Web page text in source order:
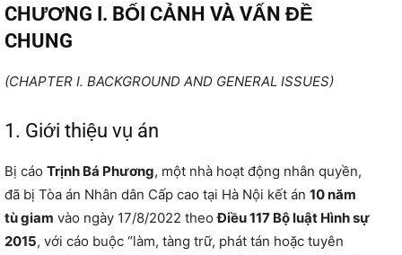
CHƯƠNG I. BỐI CẢNH VÀ VẤN ĐỀ
CHUNG
(CHAPTER I. BACKGROUND AND GENERAL ISSUES)
1. Giới thiệu vụ án
Bị cáo Trịnh Bá Phương, một nhà hoạt động nhân quyền,
đã bị Tòa án Nhân dân Cấp cao tại Hà Nội kết án 10 năm
tù giam vào ngày 17/8/2022 theoĐiều 117 Bộ luật Hình sự
2015, với cáo buộc “làm, tàng trữ, phát tán hoặc tuyên